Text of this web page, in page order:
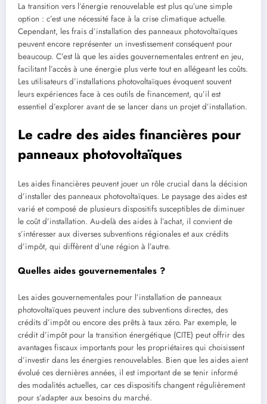
La transition vers l’énergie renouvelable est plus qu’une simple
option : c’est une nécessité face à la crise climatique actuelle.
Cependant, les frais d’installation des panneaux photovoltaïques
peuvent encore représenter un investissement conséquent pour
beaucoup. C’est là que les aides gouvernementales entrent en jeu,
facilitant l’accès à une énergie plus verte tout en allégeant les coûts.
Les utilisateurs d’installations photovoltaïques évoquent souvent
leurs expériences face à ces outils de financement, qu’il est
essentiel d’explorer avant de se lancer dans un projet d’installation.
Le cadre des aides financières pour
panneaux photovoltaïques
Les aides financières peuvent jouer un rôle crucial dans la décision
d’installer des panneaux photovoltaïques. Le paysage des aides est
varié et composé de plusieurs dispositifs susceptibles de diminuer
le coût d’installation. Au-delà des aides à l’achat, il convient de
s’intéresser aux diverses subventions régionales et aux crédits
d’impôt, qui diffèrent d’une région à l’autre.
Quelles aides gouvernementales ?
Les aides gouvernementales pour l’installation de panneaux
photovoltaïques peuvent inclure des subventions directes, des
crédits d’impôt ou encore des prêts à taux zéro. Par exemple, le
crédit d’impôt pour la transition énergétique (CITE) peut offrir des
avantages fiscaux importants pour les propriétaires qui choisissent
d’investir dans les énergies renouvelables. Bien que les aides aient
évolué ces dernières années, il est important de se tenir informé
des modalités actuelles, car ces dispositifs changent régulièrement
pour s’adapter aux besoins du marché.